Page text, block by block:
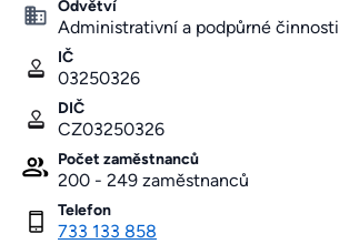
Odvětví
Administrativní a podpůrné činnosti
IČ
03250326
DIČ
CZ03250326
Počet zaměstnanců
200 - 249 zaměstnanců
Telefon
733 133 858